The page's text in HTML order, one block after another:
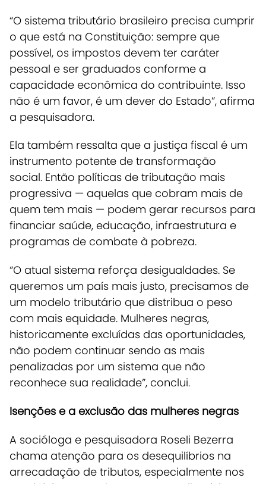
“O sistema tributário brasileiro precisa cumprir
o que está na Constituição: sempre que
possível, os impostos devem ter caráter
pessoal e ser graduados conforme a
capacidade econômica do contribuinte. Isso
não é um favor, é um dever do Estado”, afirma
a pesquisadora.
Ela também ressalta que a justiça fiscal é um
instrumento potente de transformação
social. Então políticas de tributação mais
progressiva — aquelas que cobram mais de
quem tem mais — podem gerar recursos para
financiar saúde, educação, infraestrutura e
programas de combate à pobreza.
“O atual sistema reforça desigualdades. Se
queremos um país mais justo, precisamos de
um modelo tributário que distribua o peso
com mais equidade. Mulheres negras,
historicamente excluídas das oportunidades,
não podem continuar sendo as mais
penalizadas por um sistema que não
reconhece sua realidade”, conclui.
Isenções e a exclusão das mulheres negras
A socióloga e pesquisadora Roseli Bezerra
chama atenção para os desequilíbrios na
arrecadação de tributos, especialmente nos